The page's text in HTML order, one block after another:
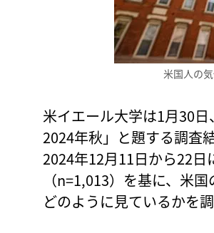
米国人の
米イエール大学は1月30
2024年秋」と題する調査
2024年12月11日から22
（n=1,013）を基に、米
どのように見ているかを